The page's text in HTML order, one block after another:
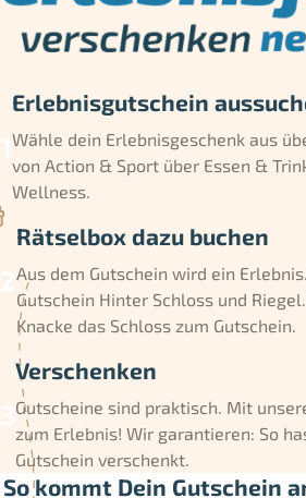
Erlebnisgutschein
Wähle dein Erlebnisgeschenk aus
von Action & Sport über Essen &
Wellness.
Rätselbox dazu buchen
Aus dem Gutschein wird ein
Gutschein Hinter Schloss und
Knacke das Schloss zum Gutschein.
Verschenken
Gutscheine sind praktisch. Mit
zum Erlebnis! Wir garantieren: So
Gutschein verschenkt.
So kommt Dein Gutschein